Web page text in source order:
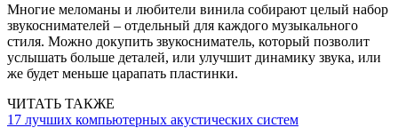
Многие меломаны и любители винила собирают целый набор
звукоснимателей – отдельный для каждого музыкального
стиля. Можно докупить звукосниматель, который позволит
услышать больше деталей, или улучшит динамику звука, или
же будет меньше царапать пластинки.
ЧИТАТЬ ТАКЖЕ
17 лучших компьютерных акустических систем